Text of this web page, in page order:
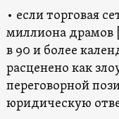
• если торговая
миллиона драмов
в 90 и более
расценено как
переговорной
юридическую